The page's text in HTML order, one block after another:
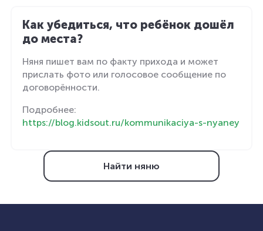
Как убедиться, что ребёнок дошёл
до места?
Няня пишет вам по факту прихода и может
прислать фото или голосовое сообщение по
договорённости.
Подробнее:
https://blog.kidsout.ru/kommunikaciya-s-nyaney
Найти няню